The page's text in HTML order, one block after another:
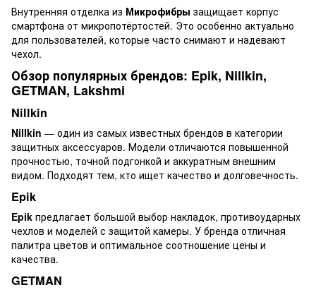
Внутренняя отделка из Микрофибры защищает корпус
смартфона от микропотёртостей. Это особенно актуально
для пользователей, которые часто снимают и надевают
чехол.
Обзор популярных брендов: Epik, Nillkin,
GETMAN, Lakshmi
Nillkin
Nillkin — один из самых известных брендов в категории
защитных аксессуаров. Модели отличаются повышенной
прочностью, точной подгонкой и аккуратным внешним
видом. Подходят тем, кто ищет качество и долговечность.
Epik
Epik предлагает большой выбор накладок, противоударных
чехлов и моделей с защитой камеры. У бренда отличная
палитра цветов и оптимальное соотношение цены и
качества.
GETMAN